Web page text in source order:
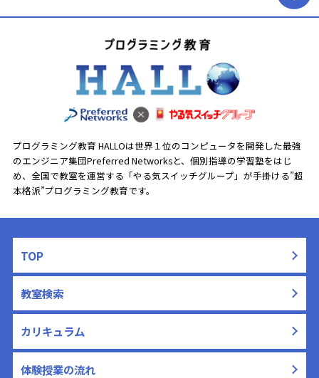
プログラミング教育 HALLOは世界１位のコンピュータを開発した最強
のエンジニア集団Preferred Networksと、 個別指導の学習塾をはじ
め、全国で教室を運営する「やる気スイッチグループ」が手掛ける”超
本格派”プログラミング教育です。
TOP
教室検索
カリキュラム
体験授業の流れ